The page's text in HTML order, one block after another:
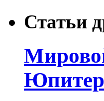
Статьи